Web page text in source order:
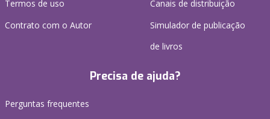
Termos de uso
Contrato com o Autor
Canais de distribuição
Simulador de publicação
de livros
Precisa de ajuda?
Perguntas frequentes